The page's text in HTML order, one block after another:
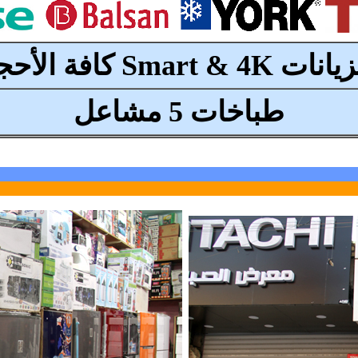
Smart & 4K كافة
طباخات 5 مشاعل